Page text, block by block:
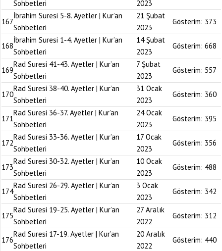
Sohbetleri
2023
167
İbrahim Suresi 5-8. Ayetler | Kur’an
Sohbetleri
21 Şubat
2023
Gösterim: 373
168
İbrahim Suresi 1-4. Ayetler | Kur’an
Sohbetleri
14 Şubat
2023
Gösterim: 668
169
Rad Suresi 41-43. Ayetler | Kur’an
Sohbetleri
7 Şubat
2023
Gösterim: 557
170
Rad Suresi 38-40. Ayetler | Kur’an
Sohbetleri
31 Ocak
2023
Gösterim: 360
171
Rad Suresi 36-37. Ayetler | Kur’an
Sohbetleri
24 Ocak
2023
Gösterim: 395
172
Rad Suresi 33-36. Ayetler | Kur’an
Sohbetleri
17 Ocak
2023
Gösterim: 356
173
Rad Suresi 30-32. Ayetler | Kur’an
Sohbetleri
10 Ocak
2023
Gösterim: 488
174
Rad Suresi 26-29. Ayetler | Kur’an
Sohbetleri
3 Ocak
2023
Gösterim: 342
175
Rad Suresi 19-25. Ayetler | Kur’an
Sohbetleri
27 Aralık
2022
Gösterim: 312
176
Rad Suresi 17-19. Ayetler | Kur’an
Sohbetleri
20 Aralık
2022
Gösterim: 440